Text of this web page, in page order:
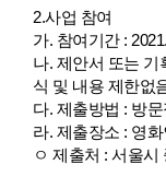
2.사업 참여
가. 참여기간 :
나. 제안서 또는 기
식 및 내용 제한없
다. 제출방법 : 방
라. 제출장소 : 영
ㅇ 제출처 : 서울시